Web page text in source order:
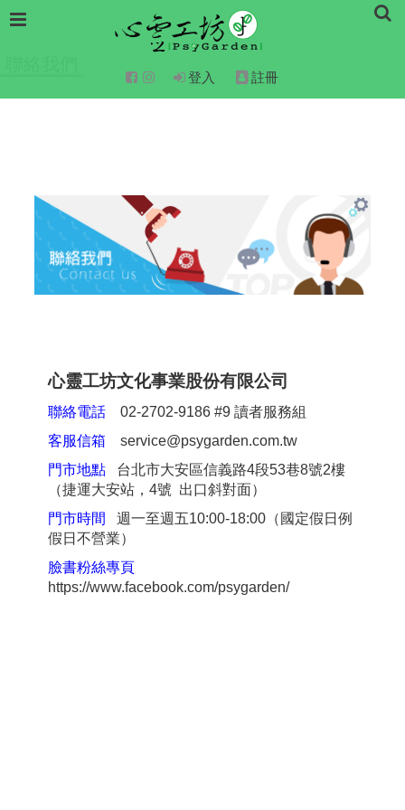
登入 註冊
心靈工坊文化事業股份有限公司
聯絡電話
02-2702-9186 #9 讀者服務組
客服信箱
service@psygarden.com.tw
門市地點
台北市大安區信義路4段53巷8號2樓
（捷運大安站，4號 出口斜對面）
門市時間
週一至週五10:00-18:00（國定假日例
假日不營業）
臉書粉絲專頁
https://www.facebook.com/psygarden/